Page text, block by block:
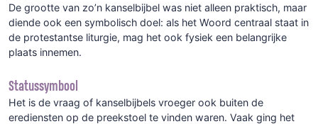
De grootte van zo’n kanselbijbel was niet alleen praktisch, maar
diende ook een symbolisch doel: als het Woord centraal staat in
de protestantse liturgie, mag het ook fysiek een belangrijke
plaats innemen.
Statussymbool
Het is de vraag of kanselbijbels vroeger ook buiten de
erediensten op de preekstoel te vinden waren. Vaak ging het